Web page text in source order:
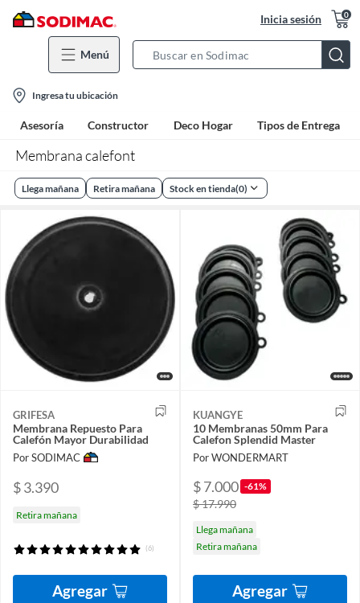
Inicia sesión 0
Menú
Bar
location-
icon
Ingresa tu ubicación
Asesoría Constructor Deco Hogar Tipos de Entrega
Membrana calefont
Llega mañana Retira mañana Stock en tienda(0)
GRIFESA
Membrana Repuesto Para
Calefón Mayor Durabilidad
Por SODIMAC
$ 3.390
Retira mañana
(6)
Agregar
KUANGYE
10 Membranas 50mm Para
Calefon Splendid Master
Por WONDERMART
$ 7.000 -61%
$ 17.990
Llega mañana
Retira mañana
Agregar